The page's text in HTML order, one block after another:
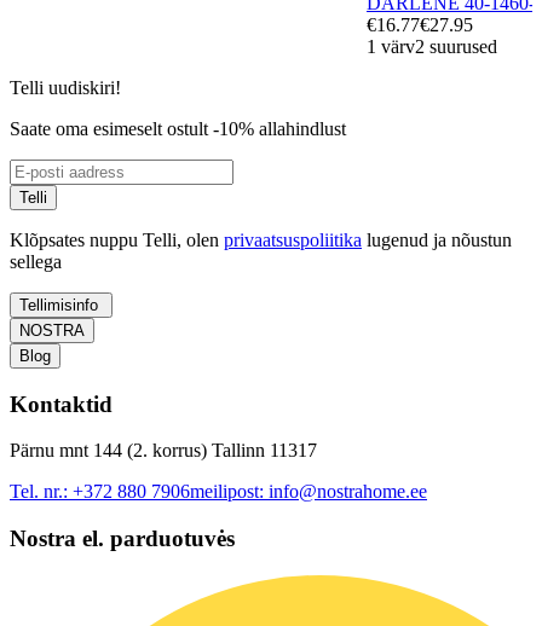
€16.77€27.95
1 värv2 suurused
Telli uudiskiri!
Saate oma esimeselt ostult -10% allahindlust
Telli
Klõpsates nuppu Telli, olen privaatsuspoliitika lugenud ja nõustun
sellega
Tellimisinfo
NOSTRA
Blog
Kontaktid
Pärnu mnt 144 (2. korrus) Tallinn 11317
Tel. nr.: +372 880 7906meilipost: info@nostrahome.ee
Nostra el. parduotuvės